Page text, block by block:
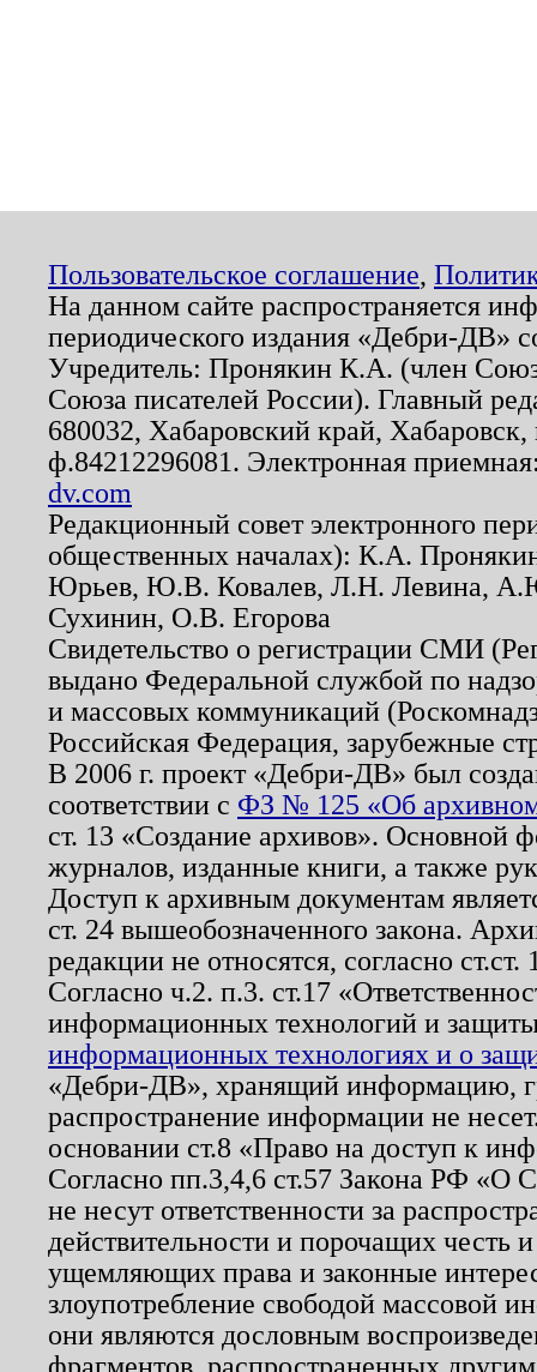
Пользовательское соглашение,
На данном сайте распространяется
периодического издания «Дебри-ДВ»
Учредитель: Пронякин К.А. (член
Союза писателей России). Главный
680032, Хабаровский край,
ф.84212296081. Электронная
dv.com
Редакционный совет электронного
общественных началах): К.А.
Юрьев, Ю.В. Ковалев, Л.Н. Левина,
Сухинин, О.В. Егорова
Свидетельство о регистрации СМИ
выдано Федеральной службой по
и массовых коммуникаций
Российская Федерация, зарубежные
В 2006 г. проект «Дебри-ДВ» был
соответствии с ФЗ № 125 «Об
ст. 13 «Создание архивов». Основной
журналов, изданные книги, а также
Доступ к архивным документам
ст. 24 вышеобозначенного закона.
редакции не относятся, согласно
Согласно ч.2. п.3. ст.17
информационных технологий и
информационных технологиях и о
«Дебри-ДВ», хранящий информацию,
распространение информации не
основании ст.8 «Право на доступ к
Согласно пп.3,4,6 ст.57 Закона РФ «О
не несут ответственности за
действительности и порочащих честь
ущемляющих права и законные
злоупотребление свободой массовой
они являются дословным
фрагментов, распространенных